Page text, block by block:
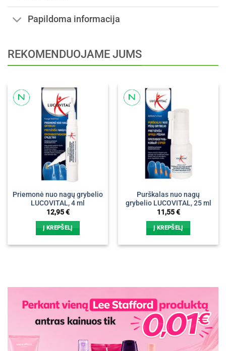
Papildoma informacija
REKOMENDUOJAME JUMS
Priemonė nuo nagų grybelio
LUCOVITAL, 4 ml
12,95€
Į KREPŠELĮ
Purškalas nuo nagų
grybelio LUCOVITAL, 25 ml
11,55€
Į KREPŠELĮ